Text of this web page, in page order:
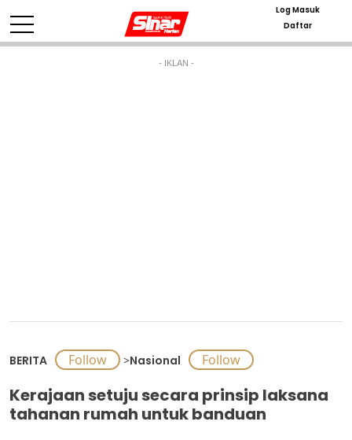
Log Masuk
Daftar
- IKLAN -
BERITA >Nasional
Kerajaan setuju secara prinsip laksana
tahanan rumah untuk banduan